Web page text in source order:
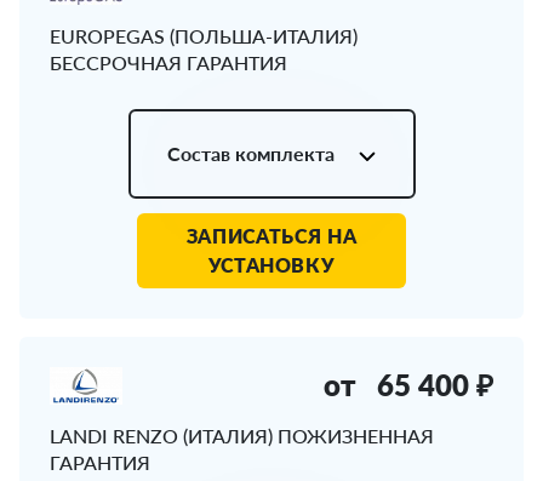
EUROPEGAS (ПОЛЬША-ИТАЛИЯ)
БЕССРОЧНАЯ ГАРАНТИЯ
Состав комплекта
ЗАПИСАТЬСЯ НА
УСТАНОВКУ
LANDI RENZO (ИТАЛИЯ) ПОЖИЗНЕННАЯ
ГАРАНТИЯ
от 65 400 ₽